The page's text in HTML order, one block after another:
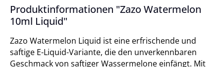
Produktinformationen "Zazo Watermelon
10ml Liquid"
Zazo Watermelon Liquid ist eine erfrischende und
saftige E-Liquid-Variante, die den unverkennbaren
Geschmack von saftiger Wassermelone einfängt. Mit